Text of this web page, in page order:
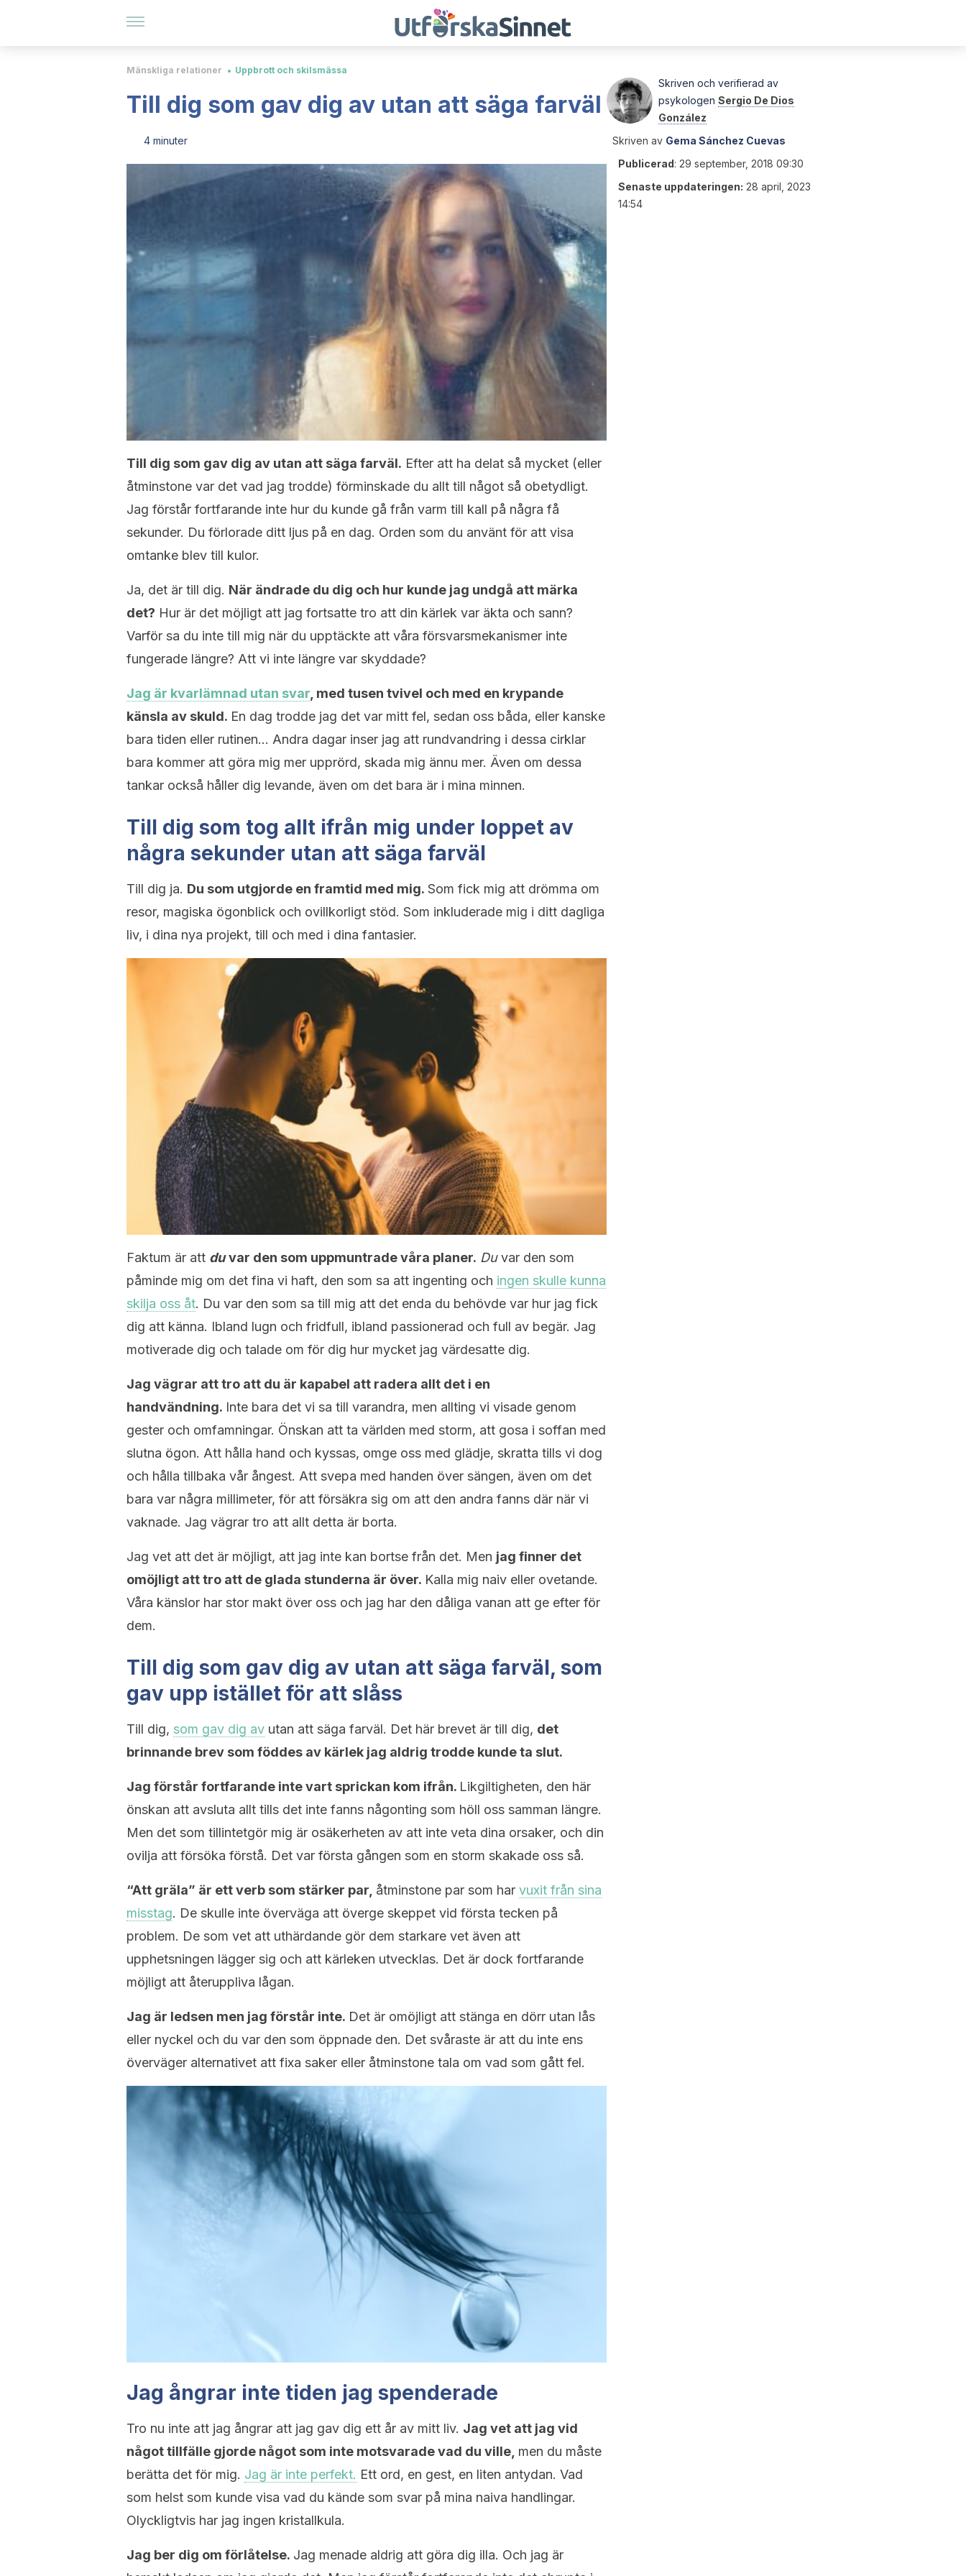
Mänskliga relationer Uppbrott och skilsmässa
Till dig som gav dig av utan att säga farväl
4 minuter
Till dig som gav dig av utan att säga farväl. Efter att ha delat så mycket (eller
åtminstone var det vad jag trodde) förminskade du allt till något så obetydligt.
Jag förstår fortfarande inte hur du kunde gå från varm till kall på några få
sekunder. Du förlorade ditt ljus på en dag. Orden som du använt för att visa
omtanke blev till kulor.
Ja, det är till dig. När ändrade du dig och hur kunde jag undgå att märka
det? Hur är det möjligt att jag fortsatte tro att din kärlek var äkta och sann?
Varför sa du inte till mig när du upptäckte att våra försvarsmekanismer inte
fungerade längre? Att vi inte längre var skyddade?
Jag är kvarlämnad utan svar , med tusen tvivel och med en krypande
känsla av skuld. En dag trodde jag det var mitt fel, sedan oss båda, eller kanske
bara tiden eller rutinen… Andra dagar inser jag att rundvandring i dessa cirklar
bara kommer att göra mig mer upprörd, skada mig ännu mer. Även om dessa
tankar också håller dig levande, även om det bara är i mina minnen.
Till dig som tog allt ifrån mig under loppet av
några sekunder utan att säga farväl
Till dig ja. Du som utgjorde en framtid med mig. Som fick mig att drömma om
resor, magiska ögonblick och ovillkorligt stöd. Som inkluderade mig i ditt dagliga
liv, i dina nya projekt, till och med i dina fantasier.
Faktum är att du var den som uppmuntrade våra planer. Duvar den som
påminde mig om det fina vi haft, den som sa att ingenting och ingen skulle kunna
skilja oss åt. Du var den som sa till mig att det enda du behövde var hur jag fick
dig att känna. Ibland lugn och fridfull, ibland passionerad och full av begär. Jag
motiverade dig och talade om för dig hur mycket jag värdesatte dig.
Jag vägrar att tro att du är kapabel att radera allt det i en
handvändning. Inte bara det vi sa till varandra, men allting vi visade genom
gester och omfamningar. Önskan att ta världen med storm, att gosa i soffan med
slutna ögon. Att hålla hand och kyssas, omge oss med glädje, skratta tills vi dog
och hålla tillbaka vår ångest. Att svepa med handen över sängen, även om det
bara var några millimeter, för att försäkra sig om att den andra fanns där när vi
vaknade. Jag vägrar tro att allt detta är borta.
Jag vet att det är möjligt, att jag inte kan bortse från det. Men jag finner det
omöjligt att tro att de glada stunderna är över. Kalla mig naiv eller ovetande.
Våra känslor har stor makt över oss och jag har den dåliga vanan att ge efter för
dem.
Till dig som gav dig av utan att säga farväl, som
gav upp istället för att slåss
Till dig, som gav dig av utan att säga farväl. Det här brevet är till dig, det
brinnande brev som föddes av kärlek jag aldrig trodde kunde ta slut.
Jag förstår fortfarande inte vart sprickan kom ifrån. Likgiltigheten, den här
önskan att avsluta allt tills det inte fanns någonting som höll oss samman längre.
Men det som tillintetgör mig är osäkerheten av att inte veta dina orsaker, och din
ovilja att försöka förstå. Det var första gången som en storm skakade oss så.
“Att gräla” är ett verb som stärker par, åtminstone par som har vuxit från sina
misstag. De skulle inte överväga att överge skeppet vid första tecken på
problem. De som vet att uthärdande gör dem starkare vet även att
upphetsningen lägger sig och att kärleken utvecklas. Det är dock fortfarande
möjligt att återuppliva lågan.
Jag är ledsen men jag förstår inte. Det är omöjligt att stänga en dörr utan lås
eller nyckel och du var den som öppnade den. Det svåraste är att du inte ens
överväger alternativet att fixa saker eller åtminstone tala om vad som gått fel.
Jag ångrar inte tiden jag spenderade
Tro nu inte att jag ångrar att jag gav dig ett år av mitt liv. Jag vet att jag vid
något tillfälle gjorde något som inte motsvarade vad du ville, men du måste
berätta det för mig. Jag är inte perfekt. Ett ord, en gest, en liten antydan. Vad
som helst som kunde visa vad du kände som svar på mina naiva handlingar.
Olyckligtvis har jag ingen kristallkula.
Jag ber dig om förlåtelse. Jag menade aldrig att göra dig illa. Och jag är
Skriven och verifierad av
psykologen Sergio De Dios
González
Skriven av Gema Sánchez Cuevas
Publicerad: 29 september, 2018 09:30
Senaste uppdateringen: 28 april, 2023
14:54